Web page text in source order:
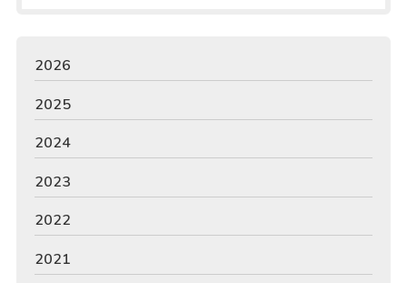
2026
2025
2024
2023
2022
2021